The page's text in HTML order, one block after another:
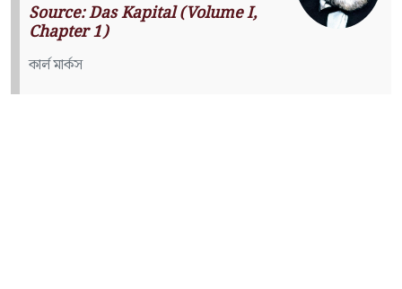
Source: Das Kapital (Volume I,
Chapter 1)
কার্ল মার্কস